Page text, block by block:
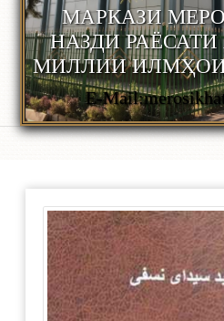
МАРКАЗИ
НАЗДИ
МИЛЛИИ
E-